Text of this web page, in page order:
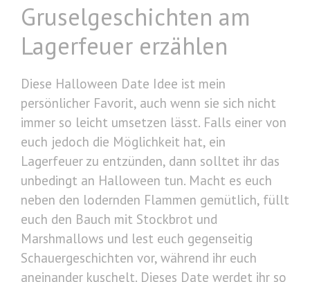
Gruselgeschichten am
Lagerfeuer erzählen
Diese Halloween Date Idee ist mein
persönlicher Favorit, auch wenn sie sich nicht
immer so leicht umsetzen lässt. Falls einer von
euch jedoch die Möglichkeit hat, ein
Lagerfeuer zu entzünden, dann solltet ihr das
unbedingt an Halloween tun. Macht es euch
neben den lodernden Flammen gemütlich, füllt
euch den Bauch mit Stockbrot und
Marshmallows und lest euch gegenseitig
Schauergeschichten vor, während ihr euch
aneinander kuschelt. Dieses Date werdet ihr so